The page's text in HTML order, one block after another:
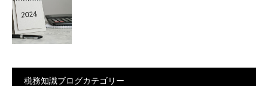
税務知識ブログカテゴリー